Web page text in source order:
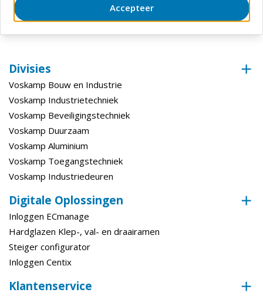
Uitvoering Standaard
Divisies
Voskamp Bouw en Industrie
Voskamp Industrietechniek
Voskamp Beveiligingstechniek
Voskamp Duurzaam
Voskamp Aluminium
Voskamp Toegangstechniek
Voskamp Industriedeuren
Digitale Oplossingen
Inloggen ECmanage
Hardglazen Klep-, val- en draairamen
Steiger configurator
Inloggen Centix
Klantenservice
Accepteer